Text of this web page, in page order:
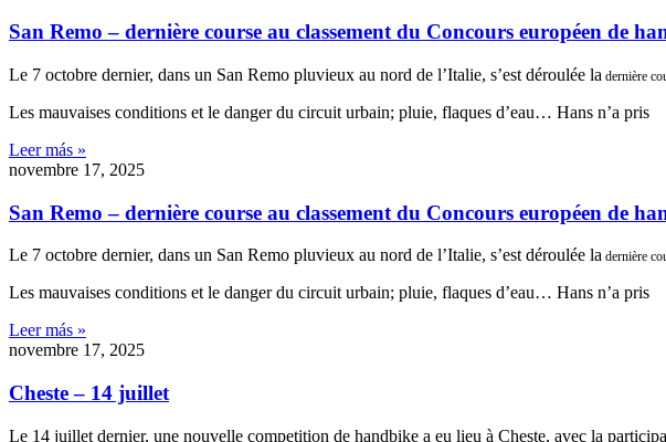
San Remo – dernière course au classement du Concours européen de
Le 7 octobre dernier, dans un San Remo pluvieux au nord de l’Italie, s’est déroulée la dernière co
Les mauvaises conditions et le danger du circuit urbain; pluie, flaques d’eau… Hans n’a pris
Leer más »
novembre 17, 2025
San Remo – dernière course au classement du Concours européen de
Le 7 octobre dernier, dans un San Remo pluvieux au nord de l’Italie, s’est déroulée la dernière co
Les mauvaises conditions et le danger du circuit urbain; pluie, flaques d’eau… Hans n’a pris
Leer más »
novembre 17, 2025
Cheste – 14 juillet
Le 14 juillet dernier, une nouvelle competition de handbike a eu lieu à Cheste, avec la